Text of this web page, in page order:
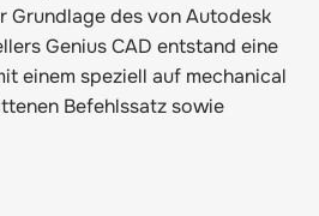
Grundlage des von Autodesk
Genius CAD entstand eine
einem speziell auf mechanical
Befehlssatz sowie